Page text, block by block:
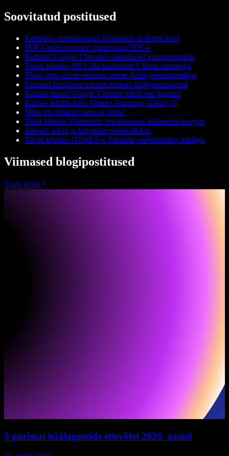
Soovitatud postitused
Keeleline mitmekesisus Hollandis: hollandi keel
PDF-i helikonverter: kuula oma PDF-e
Parimad Google Chrome'i laiendused gümnasistidele
Teksti kõneks MP3 alla laadimine 5 lihtsa sammuga
Tõsta oma anime-elamust anime-häälegeneraatoritega
Parimad kuulsuste tekstist kõneks häälgeneraatorid
Kuidas panna Google Chrome teksti ette lugema
Kuidas lubada tekst kõneks Samsung Galaxy’il
Miks mu kõnetuvastus ei tööta?
Tekst kõneks Uberduck: revolutsioon hääletehnoloogias
Juhend: teksti ja lugemise meisterlikkus
Teksti kõneks HTML5-s: Paranda veebisuhtlust häälega
Viimased blogipostitused
Vaata kõiki
5 parimat häälagentide ettevõtet 2026. aastal